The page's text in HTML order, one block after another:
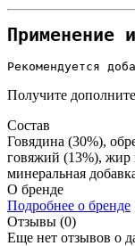
Применение
Рекомендуется
Получите
Состав
Говядина (30%),
говяжий (13%), жир
минеральная
О бренде
Подробнее о бренде
Отзывы (0)
Еще нет отзывов о